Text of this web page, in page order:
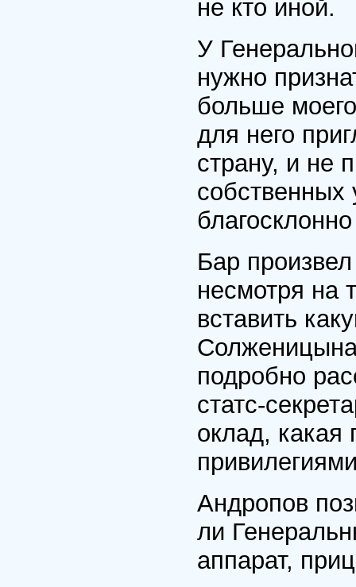
не кто иной.
У
нужно
больше
для него
страну, и не
собственных
Бар
несмотря на
вставить
подробно
статс-
оклад,
Андропов
ли
аппарат,